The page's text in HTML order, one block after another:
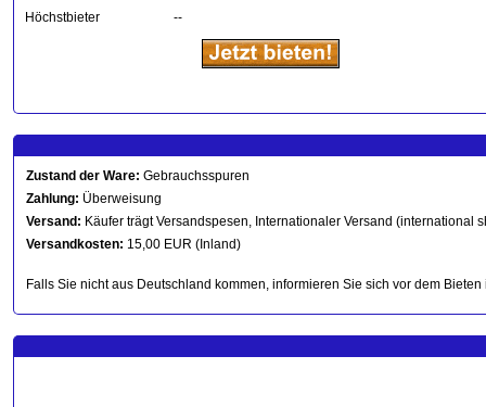
Höchstbieter
--
Zustand der Ware: Gebrauchsspuren
Zahlung: Überweisung
Versand: Käufer trägt Versandspesen, Internationaler Versand (international
Versandkosten: 15,00 EUR (Inland)
Falls Sie nicht aus Deutschland kommen, informieren Sie sich vor dem